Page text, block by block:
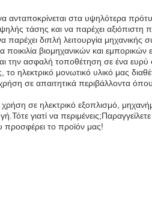
να ανταποκρίνεται στα υψηλότερα
τάσης και να παρέχει αξιόπιστη
διπλή λειτουργία μηχανικής
ποικιλία βιομηχανικών και
την ασφαλή τοποθέτηση σε ένα ευρύ
ηλεκτρικό μονωτικό υλικό μας
σε απαιτητικά περιβάλλοντα
χρήση σε ηλεκτρικό εξοπλισμό,
γιατί να
προσφέρει το προϊόν μας!